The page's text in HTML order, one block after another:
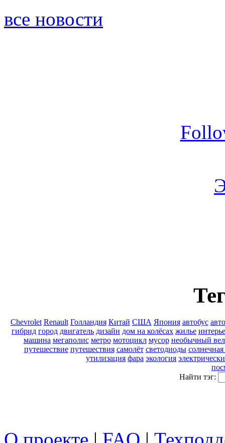
все новости
Chevrolet Renault Голландия Китай США Япония автобус
гибрид город двигатель дизайн дом на колёсах жилье
машина мегаполис метро мотоцикл мусор необычный
путешествие путешествия самолёт светодиоды солнечная
утилизация фара экология
Найти тэг: